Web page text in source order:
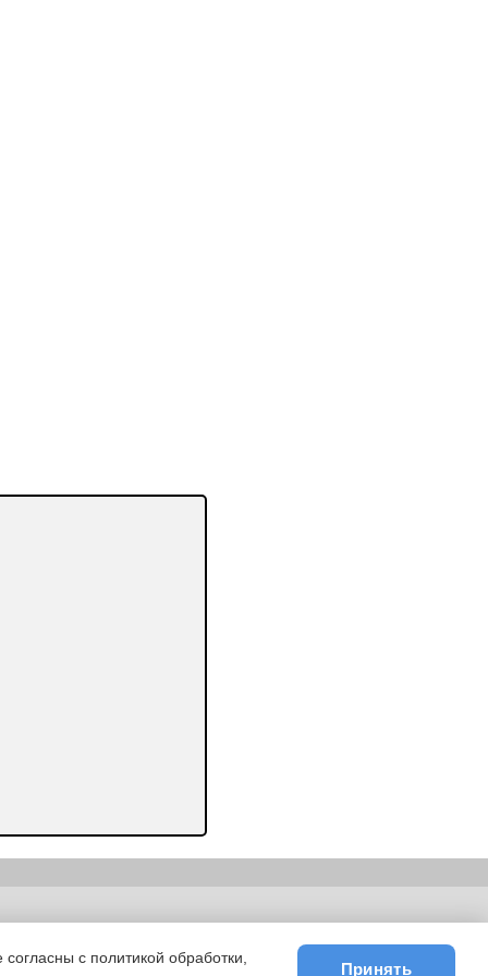
|E-mail
с политикой обработки,
Принять